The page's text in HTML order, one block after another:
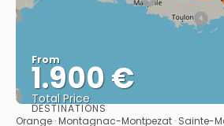
From
1.900 €
Total Price
See
DESTINATIONS
Orange · Montagnac-Montpezat · Sainte-